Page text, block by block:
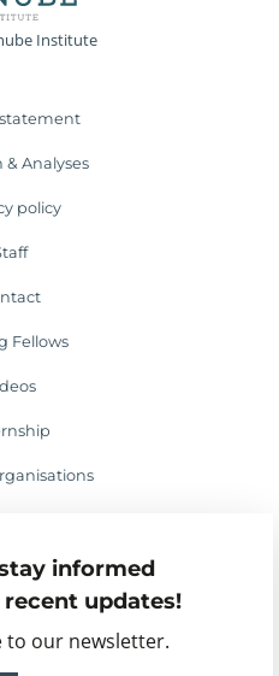
informed
updates!
to our newsletter.
Institute
& Analyses
policy
Fellows